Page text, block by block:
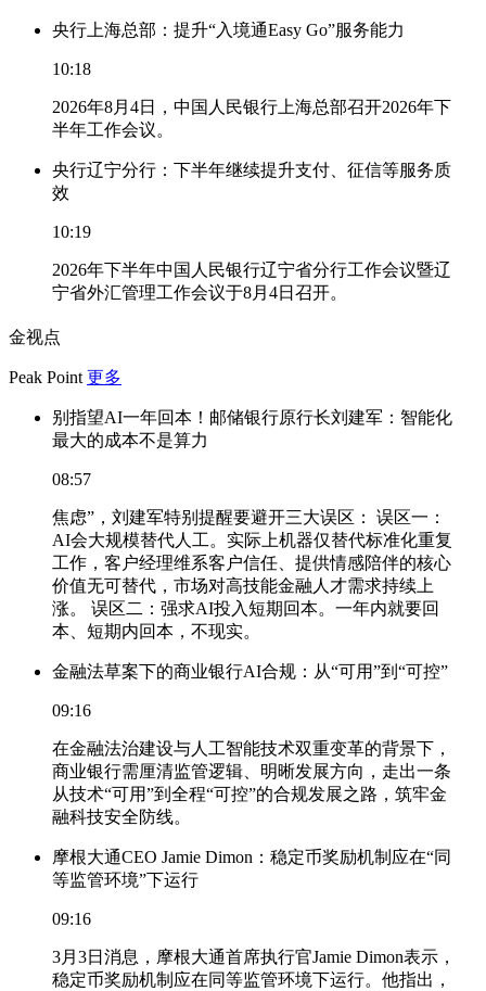
央行上海总部：提升“入境通Easy Go”服务能力
10:18
2026年8月4日，中国人民银行上海总部召开2026年下
半年工作会议。
央行辽宁分行：下半年继续提升支付、征信等服务质
效
10:19
2026年下半年中国人民银行辽宁省分行工作会议暨辽
宁省外汇管理工作会议于8月4日召开。
金视点
Peak Point 更多
别指望AI一年回本！邮储银行原行长刘建军：智能化
最大的成本不是算力
08:57
焦虑”，刘建军特别提醒要避开三大误区： 误区一：
AI会大规模替代人工。实际上机器仅替代标准化重复
工作，客户经理维系客户信任、提供情感陪伴的核心
价值无可替代，市场对高技能金融人才需求持续上
涨。 误区二：强求AI投入短期回本。一年内就要回
本、短期内回本，不现实。
金融法草案下的商业银行AI合规：从“可用”到“可控”
09:16
在金融法治建设与人工智能技术双重变革的背景下，
商业银行需厘清监管逻辑、明晰发展方向，走出一条
从技术“可用”到全程“可控”的合规发展之路，筑牢金
融科技安全防线。
摩根大通CEO Jamie Dimon：稳定币奖励机制应在“同
等监管环境”下运行
09:16
3月3日消息，摩根大通首席执行官Jamie Dimon表示，
稳定币奖励机制应在同等监管环境下运行。他指出，